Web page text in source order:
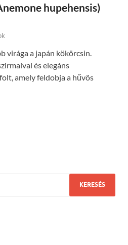
hupehensis)
virága a japán kökörcsin.
és elegáns
amely feldobja a hűvös